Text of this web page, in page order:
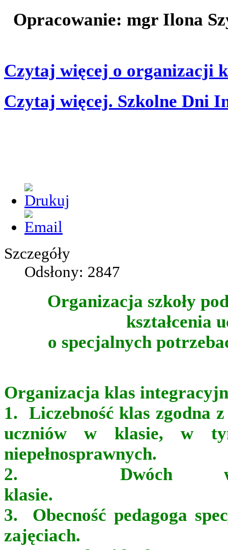
Opracowanie: mgr Ilona
Czytaj więcej o organizacji
Czytaj więcej. Szkolne Dni
Szczegóły
Odsłony: 2847
Organizacja szkoły
kształcenia
o specjalnych
Organizacja klas
1. Liczebność klas zgodna
uczniów w klasie, w
niepełnosprawnych.
2. Dwóch
3. Obecność pedagoga
zajęciach.